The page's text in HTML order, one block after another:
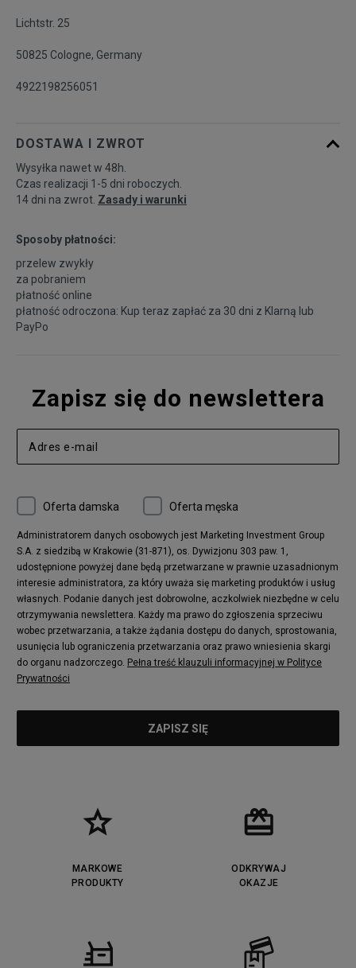
dostępności
Lichtstr. 25
50825 Cologne, Germany
4922198256051
DOSTAWA I ZWROT
Wysyłka nawet w 48h.
Czas realizacji 1-5 dni roboczych.
14 dni na zwrot. Zasady i warunki
Sposoby płatności:
przelew zwykły
za pobraniem
płatność online
płatność odroczona: Kup teraz zapłać za 30 dni z Klarną lub
PayPo
Zapisz się do newslettera
Oferta damska Oferta męska
Administratorem danych osobowych jest Marketing Investment Group
S.A. z siedzibą w Krakowie (31-871), os. Dywizjonu 303 paw. 1,
udostępnione powyżej dane będą przetwarzane w prawnie uzasadnionym
interesie administratora, za który uważa się marketing produktów i usług
własnych. Podanie danych jest dobrowolne, aczkolwiek niezbędne w celu
otrzymywania newslettera. Każdy ma prawo do zgłoszenia sprzeciwu
wobec przetwarzania, a także żądania dostępu do danych, sprostowania,
usunięcia lub ograniczenia przetwarzania oraz prawo wniesienia skargi
do organu nadzorczego. Pełna treść klauzuli informacyjnej w Polityce
Prywatności
MARKOWE
PRODUKTY
ODKRYWAJ
OKAZJE